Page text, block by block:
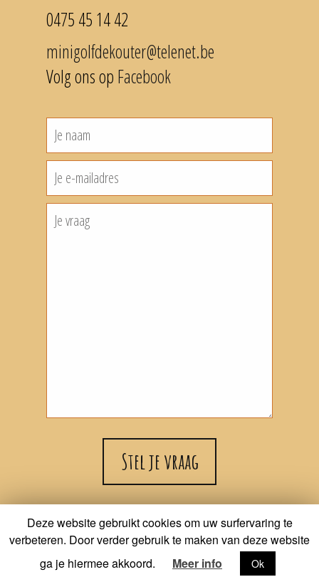
0475 45 14 42
minigolfdekouter@telenet.be
Volg ons op Facebook
Deze website gebruikt cookies om uw surfervaring te
verbeteren. Door verder gebruik te maken van deze website
ga je hiermee akkoord.
Meer info Ok